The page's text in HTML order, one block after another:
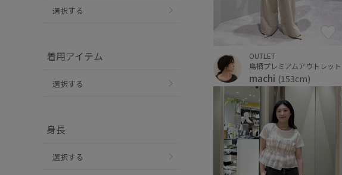
選択する
着用アイテム
選択する
身長
選択する
OUTLET
鳥栖プレミアムアウトレット
machi (153cm)